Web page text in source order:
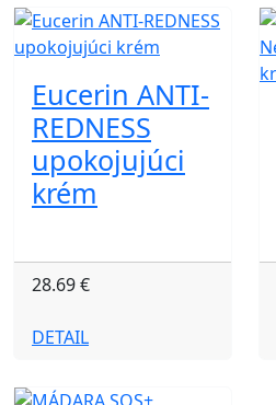
Eucerin ANTI-
REDNESS
upokojujúci
krém
28.69 €
DETAIL